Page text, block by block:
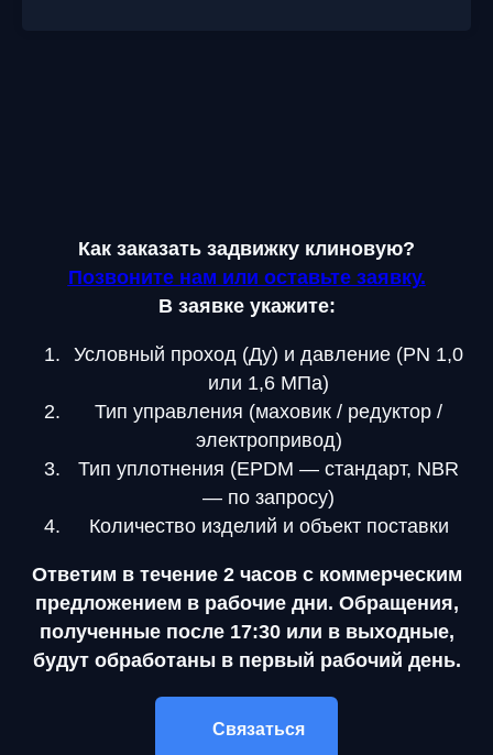
Как заказать задвижку клиновую?
Позвоните нам или оставьте заявку.
В заявке укажите:
Условный проход (Ду) и давление (PN 1,0
или 1,6 МПа)
Тип управления (маховик / редуктор /
электропривод)
Тип уплотнения (EPDM — стандарт, NBR
— по запросу)
Количество изделий и объект поставки
Ответим в течение 2 часов с коммерческим
предложением в рабочие дни. Обращения,
полученные после 17:30 или в выходные,
будут обработаны в первый рабочий день.
Связаться